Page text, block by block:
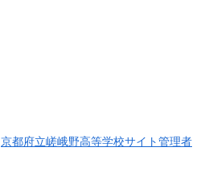
京都府立嵯峨野高等学校サイト管理者